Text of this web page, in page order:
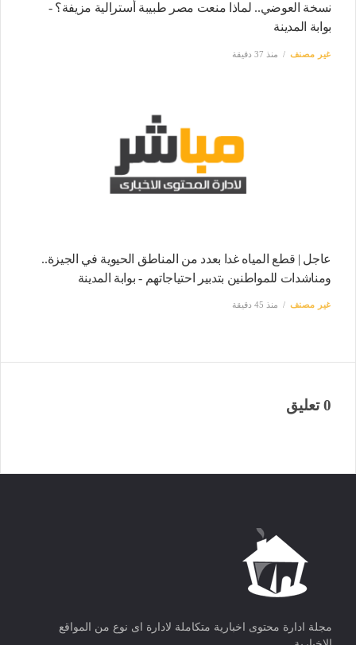
نسخة العوضي.. لماذا منعت مصر طبيبة أسترالية مزيفة؟ -
بوابة المدينة
غير مصنف منذ 37 دقيقة
عاجل | قطع المياه غدا بعدد من المناطق الحيوية في الجيزة..
ومناشدات للمواطنين بتدبير احتياجاتهم - بوابة المدينة
غير مصنف منذ 45 دقيقة
0 تعليق
مجلة ادارة محتوى اخبارية متكاملة لادارة اى نوع من المواقع